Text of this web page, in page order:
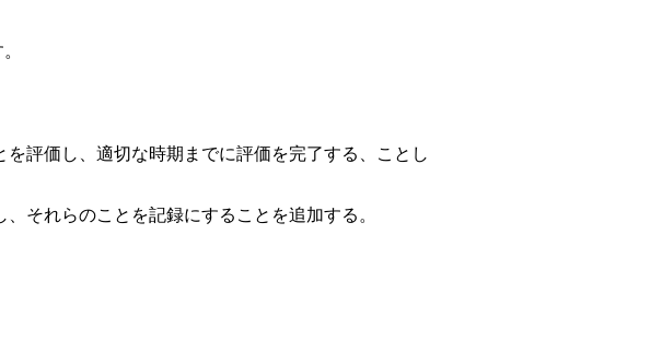
評価し、適切な時期までに評価を完了する、ことし
それらのことを記録にすることを追加する。